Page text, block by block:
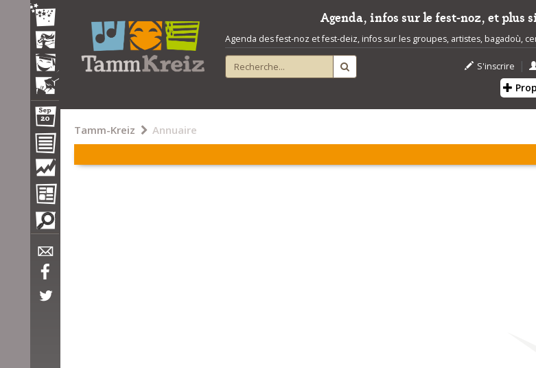
Agenda, infos sur le fest-noz, et plus
Agenda des fest-noz et fest-deiz, infos sur les groupes, artistes, bagadoù,
S'inscrire |
Tamm-Kreiz Annuaire